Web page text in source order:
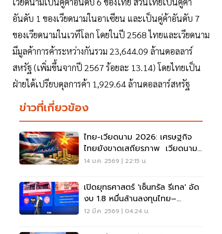
อันดับ 1 ของเวียดนามในอาเซียน และเป็นคู่ค้าอันดับ 7
ของเวียดนามในเวทีโลก โดยในปี 2568 ไทยและเวียดนาม
มีมูลค้าการค้าระหว่างกันรวม 23,644.09 ล้านดอลลาร์
สหรัฐ (เพิ่มขึ้นจากปี 2567 ร้อยละ 13.14) โดยไทยเป็น
ฝ่ายได้เปรียบดุลการค้า 1,929.64 ล้านดอลลาร์สหรัฐ
ข่าวที่เกี่ยวข้อง
ไทย-เวียดนาม 2026: เศรษฐกิจ
ไทยยังขาดเสถียรภาพ เวียดนาม
ก้าวหน้าเกินคาด
14 ม.ค. 2569 | 22:15 น.
เปิดยุทธศาสตร์ 'เซ็นทรัล รีเทล' อัด
งบ 1.8 หมื่นล้านลงทุนไทย–
เวียดนาม
12 มี.ค. 2569 | 04:24 น.